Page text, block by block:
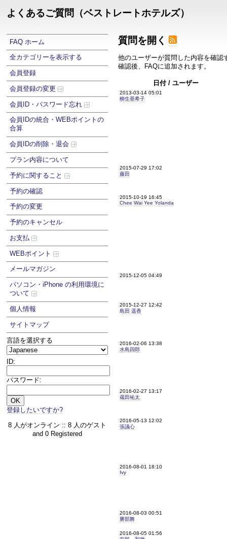
よくあるご質問（ベストレートホテルズ）
FAQ ホーム
全カテゴリーを表示する
会員登録
会員登録の変更
会員ID・パスワード忘れ
会員IDの統合・WEBポイントの
合算
会員IDの削除・退会
プラン内容について
予約に関すること
予約の確認
予約の変更
予約のキャンセル
お支払
WEBポイント
メールマガジン
パソコン・iPhone の利用環境に
ついて
個人情報
サイトマップ
言語を選択する
ID:
パスワード:
登録したいですか?
8 人がオンライン :: 8 人のゲスト
and 0 Registered
質問を開く
他のユーザーが質問した内容を確
確認後、FAQに追加されます。
日付 / ユーザー
2013-03-14 05:01
柳生亜希子
2015-07-29 17:02
藤田
2015-10-19 16:45
Chee Wai Yee Yolanda
2015-12-05 04:49
2015-12-27 12:42
島田 遥香
2016-02-06 13:38
水島四郎
2016-02-27 13:17
蔵田祐太
2016-05-13 12:02
張議心
2016-08-01 18:10
Ivy
2016-08-03 00:51
勝部舞
2016-08-05 01:56